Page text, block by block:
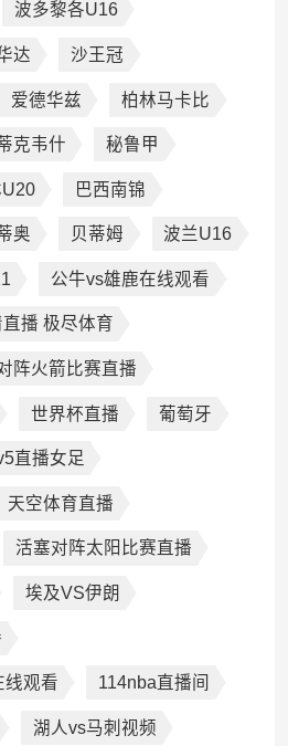
波多黎各U16
达 沙王冠
爱德华兹 柏林马卡比
克韦什 秘鲁甲
U20 巴西南锦
奥 贝蒂姆 波兰U16
公牛vs雄鹿在线观看
播 极尽体育
阵火箭比赛直播
世界杯直播 葡萄牙
直播女足
天空体育直播
活塞对阵太阳比赛直播
埃及VS伊朗
线观看 114nba直播间
湖人vs马刺视频